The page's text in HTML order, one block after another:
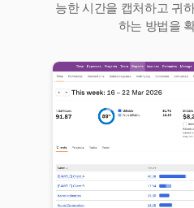
능한 시간을 캡처하고 귀
하는 방법을